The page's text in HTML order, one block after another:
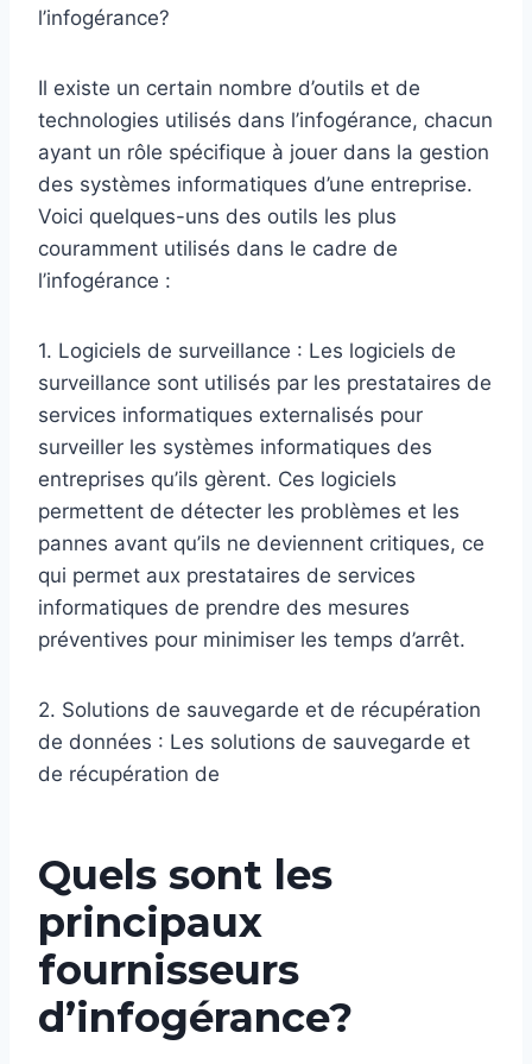
l’infogérance?
Il existe un certain nombre d’outils et de
technologies utilisés dans l’infogérance, chacun
ayant un rôle spécifique à jouer dans la gestion
des systèmes informatiques d’une entreprise.
Voici quelques-uns des outils les plus
couramment utilisés dans le cadre de
l’infogérance :
1. Logiciels de surveillance : Les logiciels de
surveillance sont utilisés par les prestataires de
services informatiques externalisés pour
surveiller les systèmes informatiques des
entreprises qu’ils gèrent. Ces logiciels
permettent de détecter les problèmes et les
pannes avant qu’ils ne deviennent critiques, ce
qui permet aux prestataires de services
informatiques de prendre des mesures
préventives pour minimiser les temps d’arrêt.
2. Solutions de sauvegarde et de récupération
de données : Les solutions de sauvegarde et
de récupération de
Quels sont les
principaux
fournisseurs
d’infogérance?